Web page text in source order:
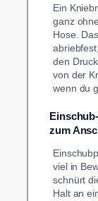
Ein
ganz
Hose.
den
von der
wenn du
zum
viel in
schnürt
Halt an